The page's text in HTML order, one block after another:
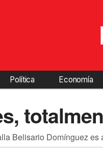
Política Economía
Belisario Domínguez